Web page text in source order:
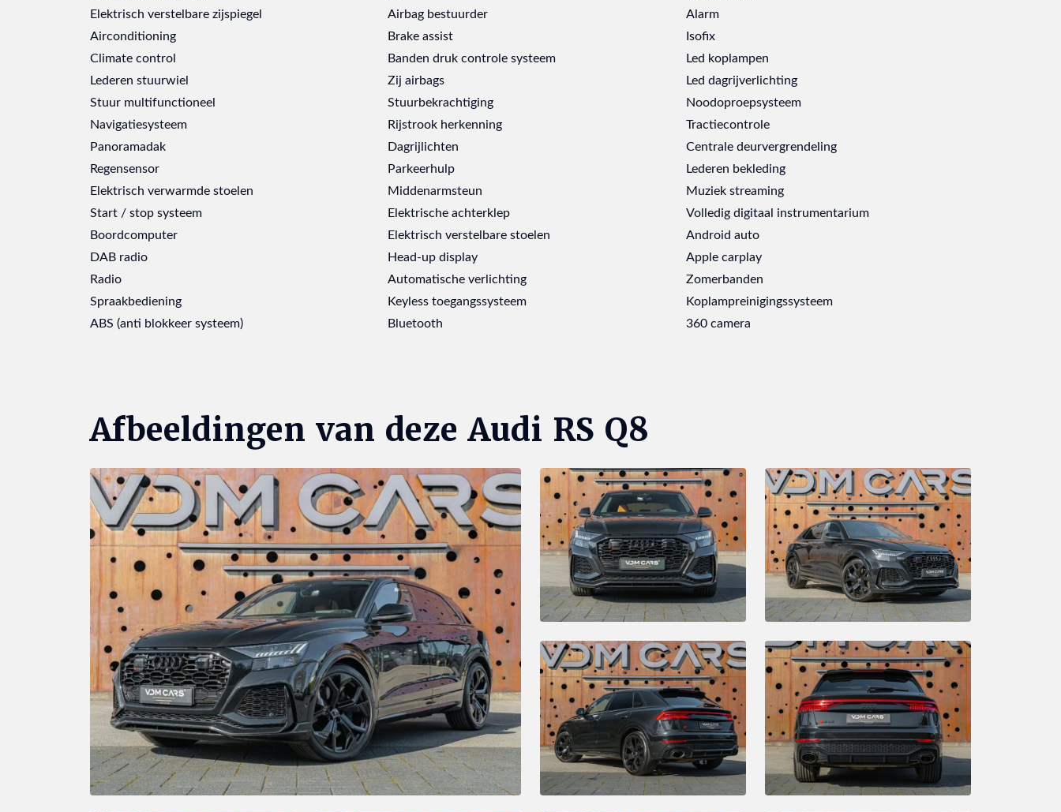
Elektrisch verstelbare zijspiegel
Airconditioning
Climate control
Lederen stuurwiel
Stuur multifunctioneel
Navigatiesysteem
Panoramadak
Regensensor
Elektrisch verwarmde stoelen
Start / stop systeem
Boordcomputer
DAB radio
Radio
Spraakbediening
ABS (anti blokkeer systeem)
Airbag bestuurder
Brake assist
Banden druk controle systeem
Zij airbags
Stuurbekrachtiging
Rijstrook herkenning
Dagrijlichten
Parkeerhulp
Middenarmsteun
Elektrische achterklep
Elektrisch verstelbare stoelen
Head-up display
Automatische verlichting
Keyless toegangssysteem
Bluetooth
Alarm
Isofix
Led koplampen
Led dagrijverlichting
Noodoproepsysteem
Tractiecontrole
Centrale deurvergrendeling
Lederen bekleding
Muziek streaming
Volledig digitaal instrumentarium
Android auto
Apple carplay
Zomerbanden
Koplampreinigingssysteem
360 camera
Afbeeldingen van deze Audi RS Q8